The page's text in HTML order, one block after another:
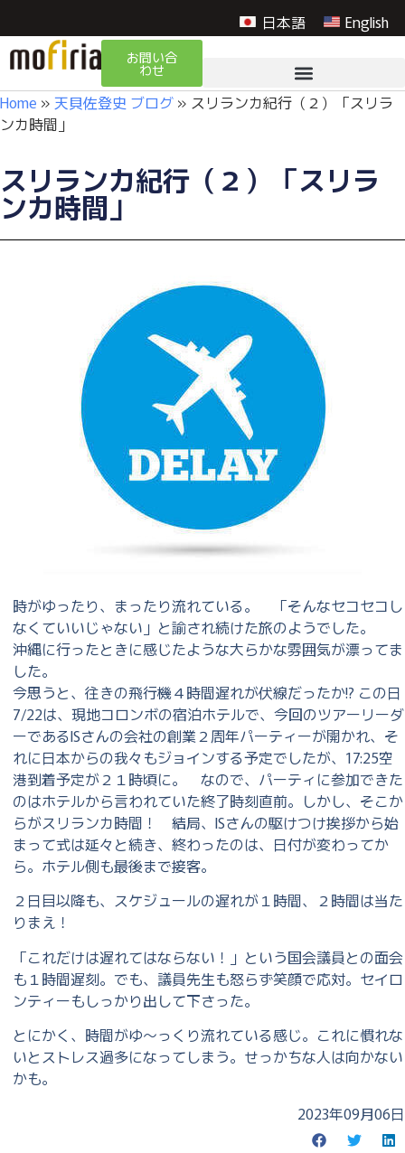
日本語 English
お問い合
わせ
Home » 天貝佐登史 ブログ » スリランカ紀行（２）「スリラ
ンカ時間」
スリランカ紀行（２）「スリラ
ンカ時間」
時がゆったり、まったり流れている。 「そんなセコセコし
なくていいじゃない」と諭され続けた旅のようでした。
沖縄に行ったときに感じたような大らかな雰囲気が漂ってま
した。
今思うと、往きの飛行機４時間遅れが伏線だったか!? この日
7/22は、現地コロンボの宿泊ホテルで、今回のツアーリーダ
ーであるISさんの会社の創業２周年パーティーが開かれ、そ
れに日本からの我々もジョインする予定でしたが、17:25空
港到着予定が２１時頃に。 なので、パーティに参加できた
のはホテルから言われていた終了時刻直前。しかし、そこか
らがスリランカ時間！ 結局、ISさんの駆けつけ挨拶から始
まって式は延々と続き、終わったのは、日付が変わってか
ら。ホテル側も最後まで接客。
２日目以降も、スケジュールの遅れが１時間、２時間は当た
りまえ！
「これだけは遅れてはならない！」という国会議員との面会
も１時間遅刻。でも、議員先生も怒らず笑顔で応対。セイロ
ンティーもしっかり出して下さった。
とにかく、時間がゆ〜っくり流れている感じ。これに慣れな
いとストレス過多になってしまう。せっかちな人は向かない
かも。
2023年09月06日